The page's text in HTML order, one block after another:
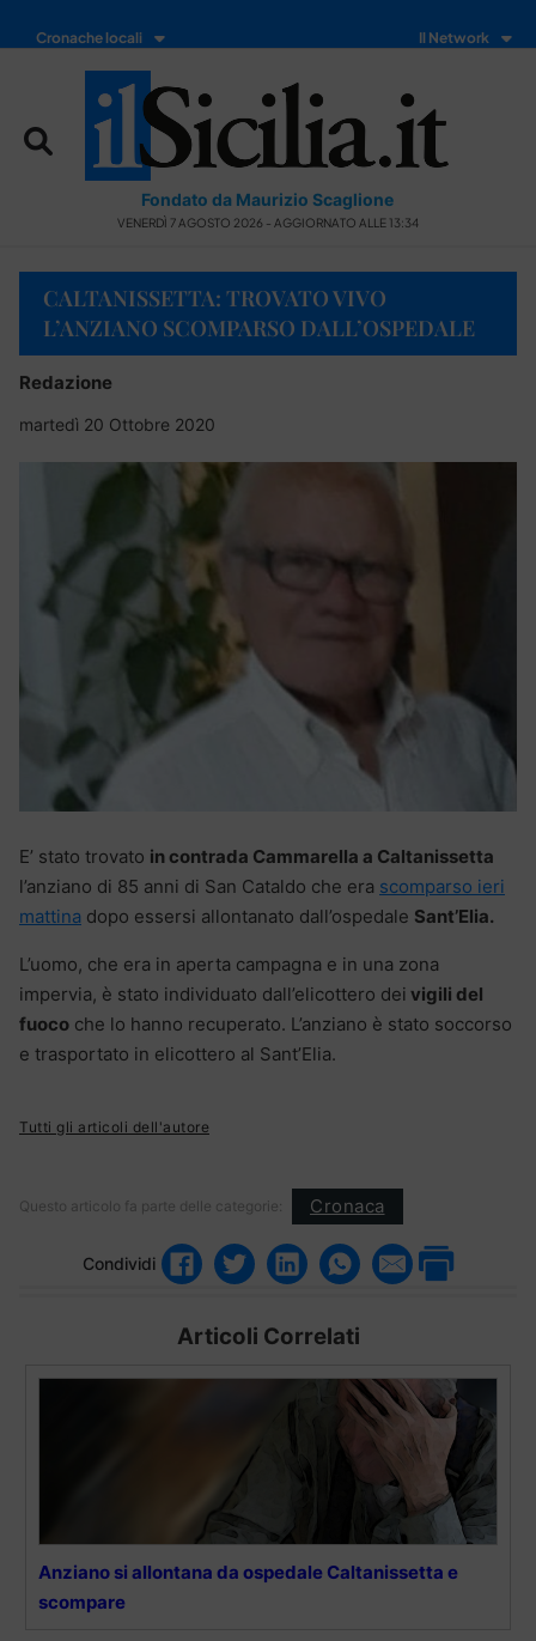
Cronache locali Il Network
Fondato da Maurizio Scaglione
VENERDÌ 7 AGOSTO 2026 - AGGIORNATO ALLE 13:34
CALTANISSETTA: TROVATO VIVO
L’ANZIANO SCOMPARSO DALL’OSPEDALE
Redazione
martedì 20 Ottobre 2020
E’ stato trovato in contrada Cammarella a Caltanissetta
l’anziano di 85 anni di San Cataldo che era scomparso ieri
mattina dopo essersi allontanato dall’ospedale Sant’Elia.
L’uomo, che era in aperta campagna e in una zona
impervia, è stato individuato dall’elicottero dei vigili del
fuoco che lo hanno recuperato. L’anziano è stato soccorso
e trasportato in elicottero al Sant’Elia.
Tutti gli articoli dell'autore
Questo articolo fa parte delle categorie: Cronaca
Condividi
Articoli Correlati
Anziano si allontana da ospedale Caltanissetta e
scompare